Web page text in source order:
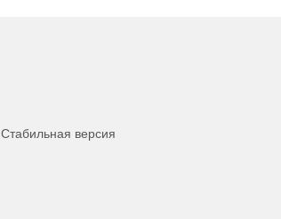
Стабильная версия